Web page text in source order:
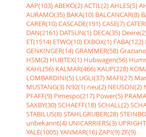
AAP(103)ABEKO(2)ACTIL(2)AHLES(5)
AURAMO(35) BAKA(10) BALCANCAR(8)
CARER(10)CASCADE(191)CASE(7)
DAN(2161) DATSUN(1) DECA(35)
ET(1514) ETWO(10) EXBOX(1) FABA(122)
GENKINGER(14)GRAMMER(58)
HSM(2) HUBTEX(1) Hubwagen(56)
KAHL(56) KALMAR(466) KAUP(228)
LOMBARDINI(5) LUGLI(37) MAFI(27)
MUSTANG(3) N92(1) neu(2) NEUSON(2)
PFAFF(9) Pimespo(217) Power(5)
SAXBY(30)SCHAEFF(18)SCHALL(2)
STABILUS(8)STAHLGRUBER(28)
unbekannt(4) UNICARRIERS(3)
YALE(1005)YANMAR(16)ZAPI(9)ZF(9)